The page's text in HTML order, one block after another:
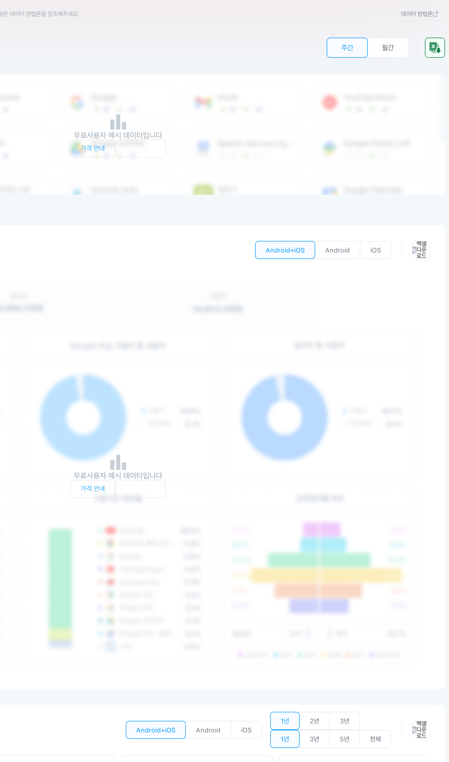
데이터 방법론을 참조해주세요. 데이터 방법론
주간 월간
무료사용자 예시 데이터입니다
가격 안내
Android+iOS Android iOS
엑셀
다운
로드
무료사용자 예시 데이터입니다
가격 안내
Android+iOS Android iOS
1년 2년 3년
1년 3년 5년 전체
엑셀
다운
로드